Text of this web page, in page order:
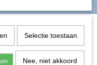
(0)
Selectie toestaan
Nee, niet akkoord